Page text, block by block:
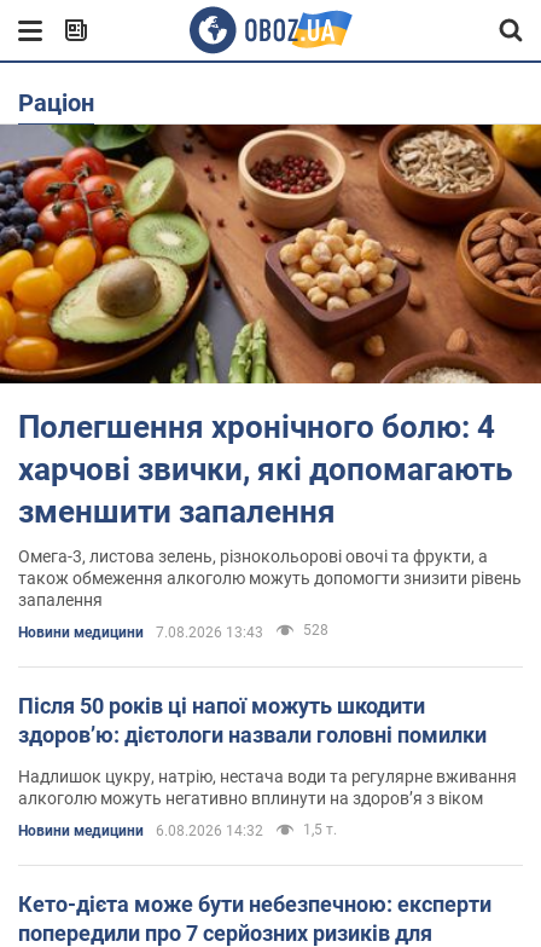
раціон
Полегшення хронічного болю: 4
харчові звички, які допомагають
зменшити запалення
Омега-3, листова зелень, різнокольорові овочі та фрукти, а
також обмеження алкоголю можуть допомогти знизити рівень
запалення
Новини медицини 7.08.2026 13:43 528
Після 50 років ці напої можуть шкодити
здоров’ю: дієтологи назвали головні помилки
Надлишок цукру, натрію, нестача води та регулярне вживання
алкоголю можуть негативно вплинути на здоров’я з віком
Новини медицини 6.08.2026 14:32 1,5 т.
Кето-дієта може бути небезпечною: експерти
попередили про 7 серйозних ризиків для